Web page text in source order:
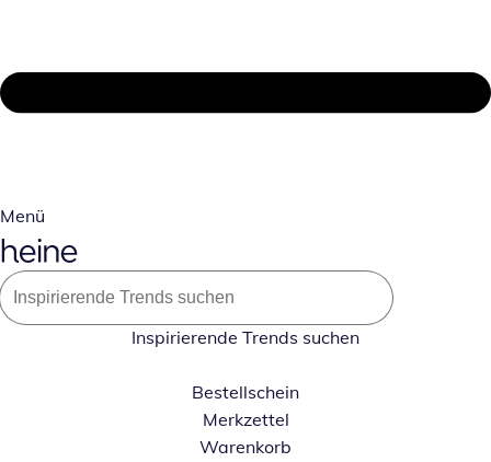
Menü
Inspirierende Trends suchen
Bestellschein
Merkzettel
Warenkorb